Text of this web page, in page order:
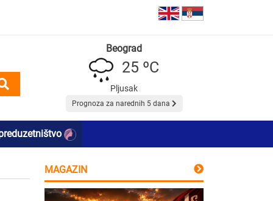
Beograd
25 ºC
Pljusak
Prognoza za narednih 5 dana
MAGAZIN